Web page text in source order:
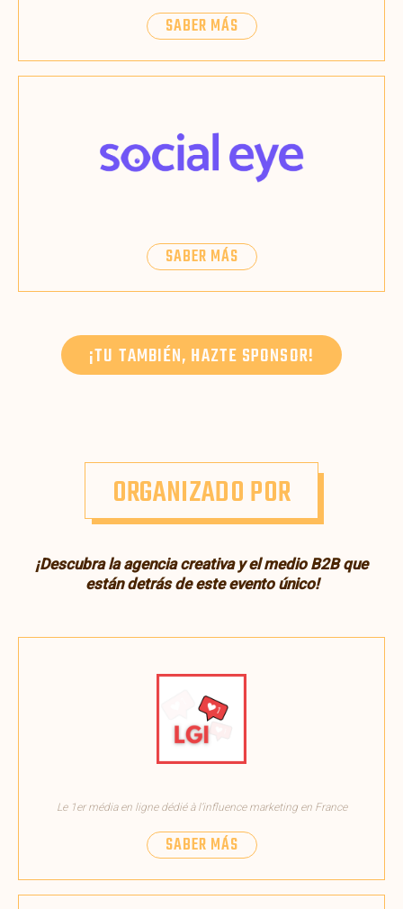
SABER MÁS
SABER MÁS
¡TU TAMBIÉN, HAZTE SPONSOR!
ORGANIZADO POR
¡Descubra la agencia creativa y el medio B2B que
están detrás de este evento único!
Le 1er média en ligne dédié à l’influence marketing en France
SABER MÁS